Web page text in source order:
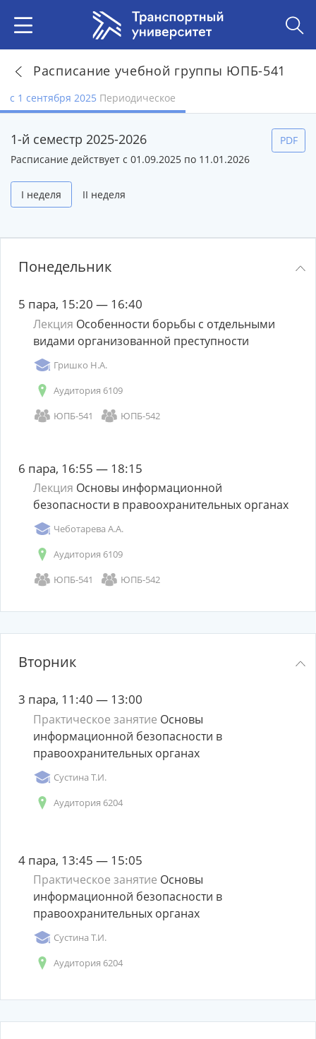
Расписание учебной группы ЮПБ-541
с 1 сентября 2025 Периодическое
1-й семестр 2025-2026
Расписание действует с 01.09.2025 по 11.01.2026
I неделя II неделя
PDF
Понедельник
5 пара, 15:20 — 16:40
Лекция Особенности борьбы с отдельными
видами организованной преступности
Гришко Н.А.
Аудитория 6109
ЮПБ-541
ЮПБ-542
6 пара, 16:55 — 18:15
Лекция Основы информационной
безопасности в правоохранительных органах
Чеботарева А.А.
Аудитория 6109
ЮПБ-541
ЮПБ-542
Вторник
3 пара, 11:40 — 13:00
Практическое занятие Основы
информационной безопасности в
правоохранительных органах
Сустина Т.И.
Аудитория 6204
4 пара, 13:45 — 15:05
Практическое занятие Основы
информационной безопасности в
правоохранительных органах
Сустина Т.И.
Аудитория 6204